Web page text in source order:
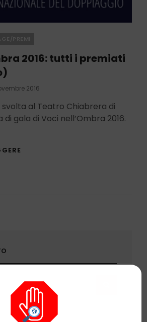
2016: tutti i premiati
2016
al Teatro Chiabrera di
gala di Voci nell’Ombra 2016.